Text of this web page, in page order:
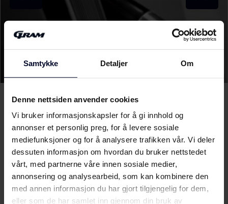
Samtykke Detaljer Om
Denne nettsiden anvender cookies
Vi bruker informasjonskapsler for å gi innhold og
annonser et personlig preg, for å levere sosiale
mediefunksjoner og for å analysere trafikken vår. Vi deler
dessuten informasjon om hvordan du bruker nettstedet
vårt, med partnerne våre innen sosiale medier,
annonsering og analysearbeid, som kan kombinere den
med annen informasjon du har gjort tilgjengelig for dem,
eller som de har samlet inn gjennom din bruk av
UV-beskyttelse i
glassdøren
Glassdøren er beskyttet mot UV-stråling og sikrer dermed at
sol- og dagslys ikke trenger inn i skapet og påvirker smaken på
vinen. Den innvendige belysningen påvirker ikke